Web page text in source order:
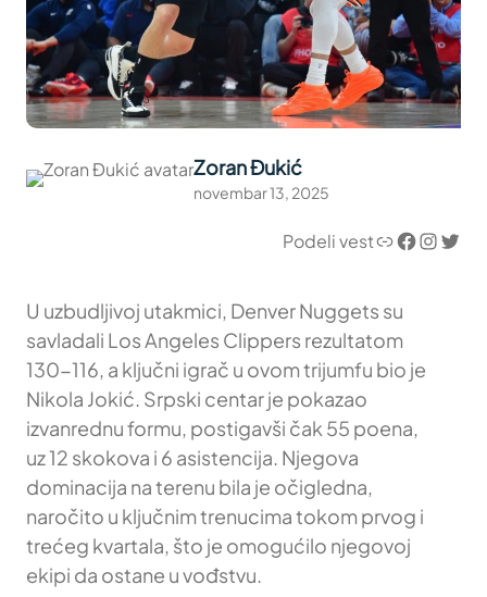
Zoran Đukić
novembar 13, 2025
Podeli vestLink Facebook InstagramTwitter
U uzbudljivoj utakmici, Denver Nuggets su
savladali Los Angeles Clippers rezultatom
130-116, a ključni igrač u ovom trijumfu bio je
Nikola Jokić. Srpski centar je pokazao
izvanrednu formu, postigavši čak 55 poena,
uz 12 skokova i 6 asistencija. Njegova
dominacija na terenu bila je očigledna,
naročito u ključnim trenucima tokom prvog i
trećeg kvartala, što je omogućilo njegovoj
ekipi da ostane u vođstvu.